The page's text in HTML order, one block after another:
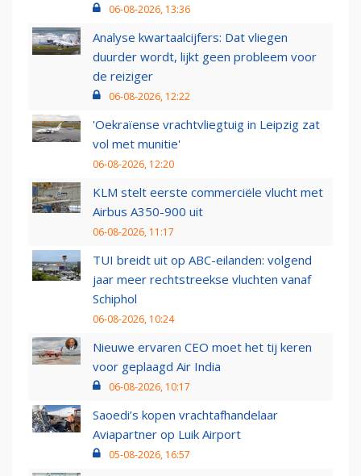
06-08-2026, 13:36
Analyse kwartaalcijfers: Dat vliegen
duurder wordt, lijkt geen probleem voor
de reiziger
06-08-2026, 12:22
'Oekraïense vrachtvliegtuig in Leipzig zat
vol met munitie'
06-08-2026, 12:20
KLM stelt eerste commerciële vlucht met
Airbus A350-900 uit
06-08-2026, 11:17
TUI breidt uit op ABC-eilanden: volgend
jaar meer rechtstreekse vluchten vanaf
Schiphol
06-08-2026, 10:24
Nieuwe ervaren CEO moet het tij keren
voor geplaagd Air India
06-08-2026, 10:17
Saoedi’s kopen vrachtafhandelaar
Aviapartner op Luik Airport
05-08-2026, 16:57